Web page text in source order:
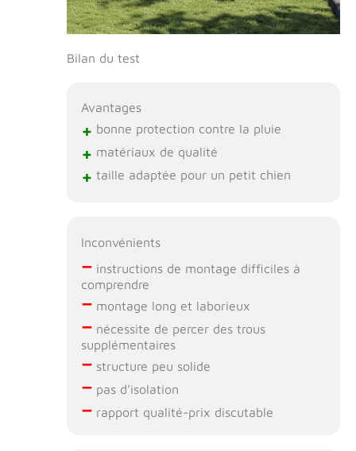
Bilan du test
Avantages
+ bonne protection contre la pluie
+ matériaux de qualité
+ taille adaptée pour un petit chien
Inconvénients
–instructions de montage difficiles à
comprendre
–montage long et laborieux
–nécessite de percer des trous
supplémentaires
–structure peu solide
–pas d’isolation
–rapport qualité-prix discutable